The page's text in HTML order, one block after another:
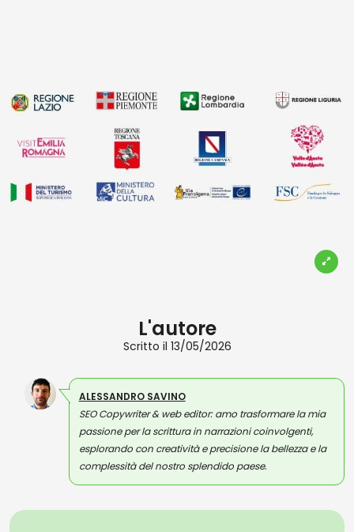
L'autore
Scritto il 13/05/2026
ALESSANDRO SAVINO
SEO Copywriter & web editor: amo trasformare la mia
passione per la scrittura in narrazioni coinvolgenti,
esplorando con creatività e precisione la bellezza e la
complessità del nostro splendido paese.